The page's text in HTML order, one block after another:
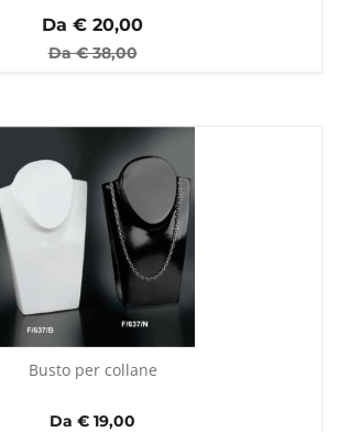
Da € 20,00
Da €38,00
Busto per collane
Da € 19,00